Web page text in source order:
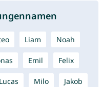
Liam Noah
Emil Felix
Lucas Milo Jakob